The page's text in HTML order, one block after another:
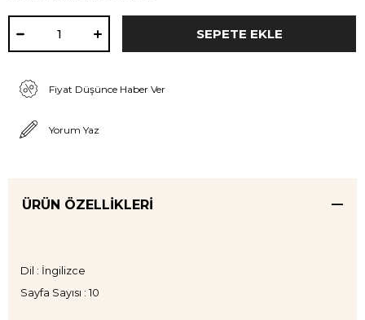
Fiyat Düşünce Haber Ver
Yorum Yaz
ÜRÜN ÖZELLIKLERI
Dil : İngilizce
Sayfa Sayısı : 10